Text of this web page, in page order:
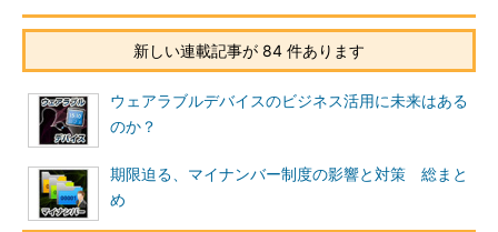
新しい連載記事が 84 件あります
ウェアラブルデバイスのビジネス活用に未来はある
のか？
期限迫る、マイナンバー制度の影響と対策 総まと
め